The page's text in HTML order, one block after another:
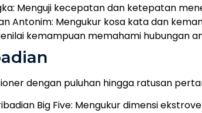
Menguji kecepatan dan ketepatan
Antonim: Mengukur kosa kata dan
kemampuan memahami hubungan
dengan puluhan hingga ratusan
Big Five: Mengukur dimensi